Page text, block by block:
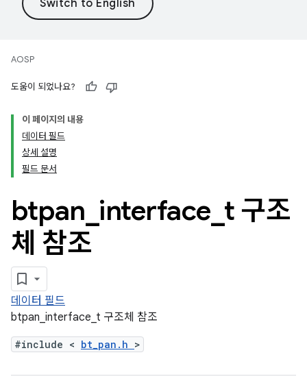
AOSP
도움이 되었나요?
이 페이지의 내용
데이터 필드
상세 설명
필드 문서
btpan interface t 구조
체 참조
데이터 필드
btpan_interface_t 구조체 참조
#include < bt_pan.h >